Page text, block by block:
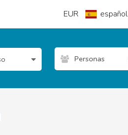
EUR español
Personas